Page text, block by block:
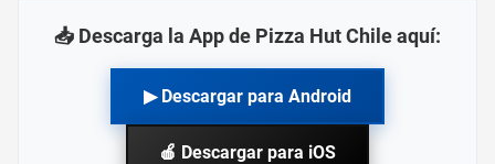
📥 Descarga la App de Pizza Hut Chile aquí:
▶ Descargar para Android
🍎 Descargar para iOS